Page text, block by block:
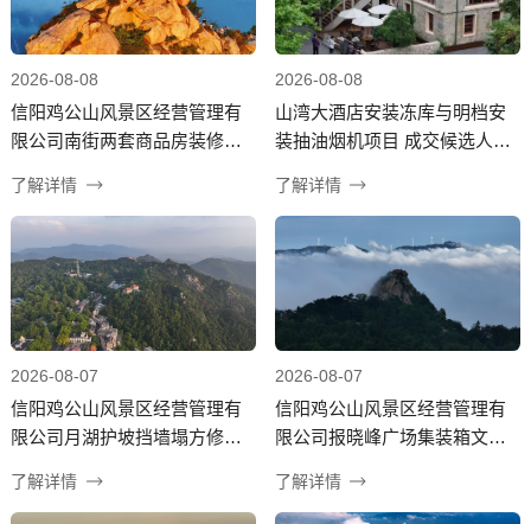
2026-08-08
信阳鸡公山风景区经营管理有
限公司南街两套商品房装修项
了解详情
2026-08-08
山湾大酒店安装冻库与明档安
装抽油烟机项目 成交候选人公
了解详情
2026-08-07
信阳鸡公山风景区经营管理有
限公司月湖护坡挡墙塌方修缮
了解详情
2026-08-07
信阳鸡公山风景区经营管理有
限公司报晓峰广场集装箱文创
成交结果公告
了解详情